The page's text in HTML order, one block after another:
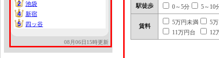
2
2
池袋
4
4
新宿
5
5 四ッ谷
08月06日15時更新
駅徒歩 0～5分 5～10
賃料
5万円未満
5
11万円台
12